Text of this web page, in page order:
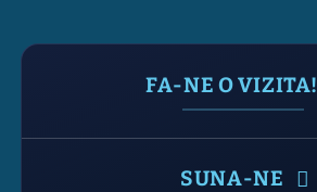
FA-NE O VIZITA!
SUNA-NE